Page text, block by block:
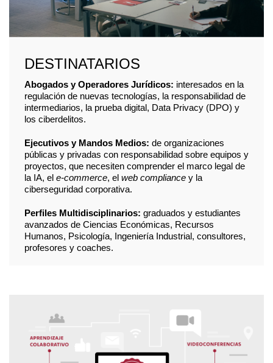
DESTINATARIOS
Abogados y Operadores Jurídicos: interesados en la
regulación de nuevas tecnologías, la responsabilidad de
intermediarios, la prueba digital, Data Privacy (DPO) y
los ciberdelitos.
Ejecutivos y Mandos Medios: de organizaciones
públicas y privadas con responsabilidad sobre equipos y
proyectos, que necesiten comprender el marco legal de
la IA, el e-commerce, el web compliance y la
ciberseguridad corporativa.
Perfiles Multidisciplinarios: graduados y estudiantes
avanzados de Ciencias Económicas, Recursos
Humanos, Psicología, Ingeniería Industrial, consultores,
profesores y coaches.